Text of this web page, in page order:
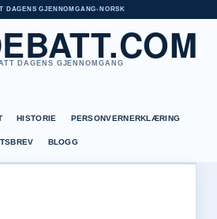
DAGENS GJENNOMGANG• NORSK
DAGENS GJENNOMGANG
HISTORIE PERSONVERNERKLÆRING
BLOGG